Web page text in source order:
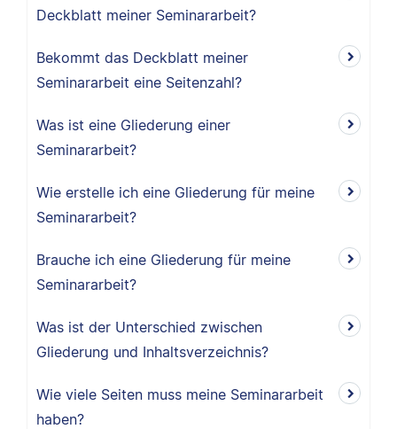
Deckblatt meiner Seminararbeit?
Bekommt das Deckblatt meiner
Seminararbeit eine Seitenzahl?
Was ist eine Gliederung einer
Seminararbeit?
Wie erstelle ich eine Gliederung für meine
Seminararbeit?
Brauche ich eine Gliederung für meine
Seminararbeit?
Was ist der Unterschied zwischen
Gliederung und Inhaltsverzeichnis?
Wie viele Seiten muss meine Seminararbeit
haben?